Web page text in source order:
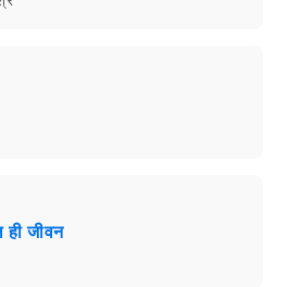
ही जीवन